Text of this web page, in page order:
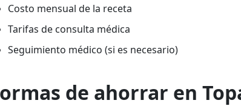
Costo mensual de la receta
Tarifas de consulta médica
Seguimiento médico (si es necesario)
de ahorrar en